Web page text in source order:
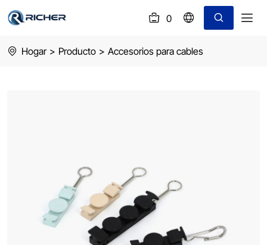
0
Anclaje
Hogar > Producto > Accesorios para cables